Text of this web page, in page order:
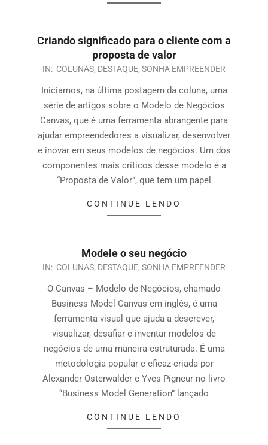
Criando significado para o cliente com a
proposta de valor
IN: COLUNAS, DESTAQUE, SONHA EMPREENDER
Iniciamos, na última postagem da coluna, uma
série de artigos sobre o Modelo de Negócios
Canvas, que é uma ferramenta abrangente para
ajudar empreendedores a visualizar, desenvolver
e inovar em seus modelos de negócios. Um dos
componentes mais críticos desse modelo é a
“Proposta de Valor”, que tem um papel
CONTINUE LENDO
Modele o seu negócio
IN: COLUNAS, DESTAQUE, SONHA EMPREENDER
O Canvas – Modelo de Negócios, chamado
Business Model Canvas em inglês, é uma
ferramenta visual que ajuda a descrever,
visualizar, desafiar e inventar modelos de
negócios de uma maneira estruturada. É uma
metodologia popular e eficaz criada por
Alexander Osterwalder e Yves Pigneur no livro
“Business Model Generation” lançado
CONTINUE LENDO